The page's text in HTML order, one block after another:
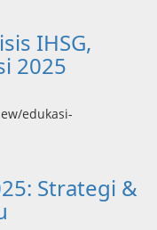
IHSG,
2025
Strategi &